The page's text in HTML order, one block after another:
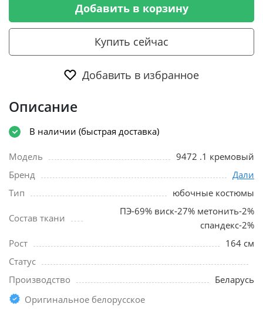
Добавить в корзину
Купить сейчас
Добавить в избранное
Описание
В наличии (быстрая доставка)
Модель
9472 .1 кремовый
Бренд
Дали
Тип
юбочные костюмы
Состав ткани
ПЭ-69% виск-27% метонить-2%
спандекс-2%
Рост
164 см
Статус
Производство
Беларусь
Оригинальное белорусское